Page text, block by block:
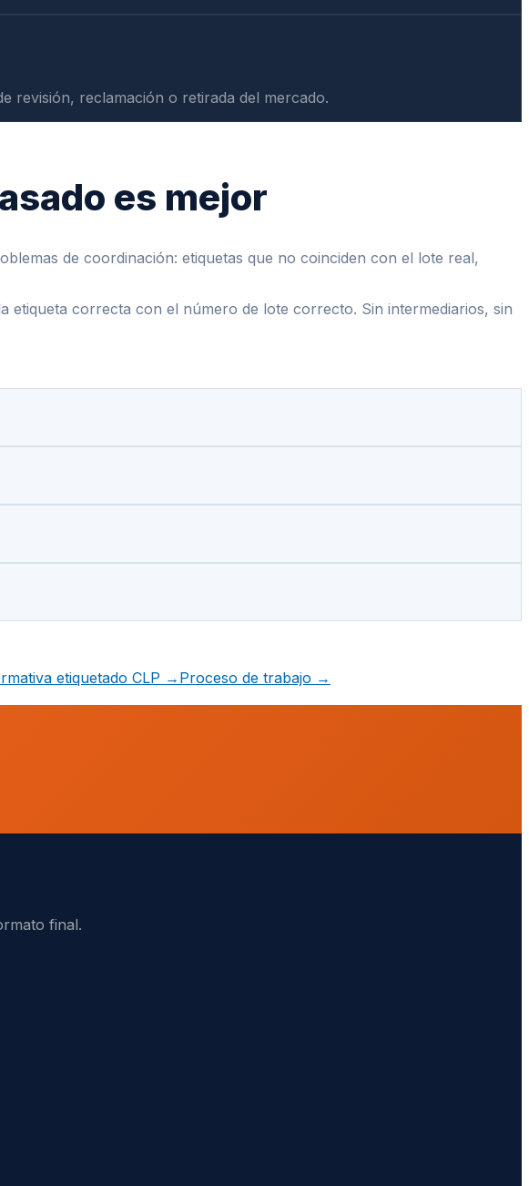
revisión, reclamación o retirada del mercado.
es mejor
de coordinación: etiquetas que no coinciden con el lote real,
etiqueta correcta con el número de lote correcto. Sin intermediarios, sin
etiquetado CLP → Proceso de trabajo →
final.